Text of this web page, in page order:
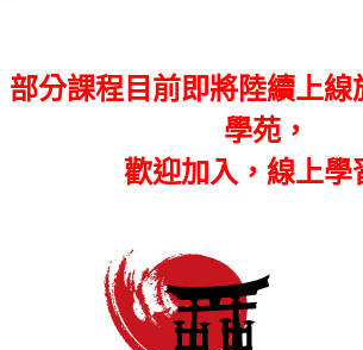
部分課程目前即將陸續上線
學苑，
歡迎加入，線上學